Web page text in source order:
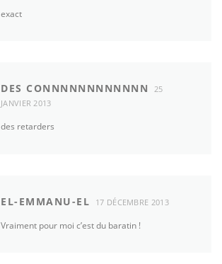
exact
DES CONNNNNNNNNNNN
25
JANVIER 2013
des retarders
EL-EMMANU-EL 17 DÉCEMBRE 2013
Vraiment pour moi c’est du baratin !